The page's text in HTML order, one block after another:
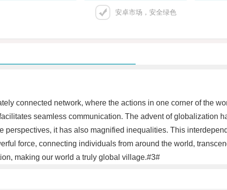
安卓市场，安全绿色
connected network, where the actions in one corner of the
seamless communication. The advent of globalization
perspectives, it has also magnified inequalities. This
force, connecting individuals from around the world,
making our world a truly global village.#3#